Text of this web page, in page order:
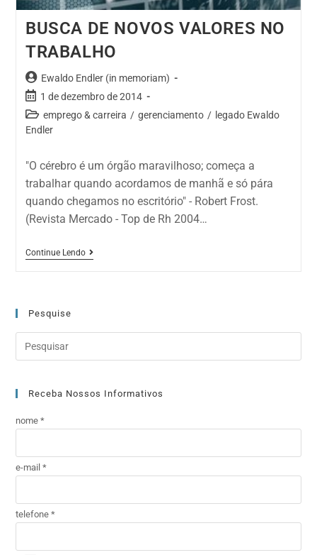
BUSCA DE NOVOS VALORES NO
TRABALHO
Ewaldo Endler (in memoriam)
1 de dezembro de 2014
emprego & carreira / gerenciamento / legado Ewaldo
Endler
"O cérebro é um órgão maravilhoso; começa a
trabalhar quando acordamos de manhã e só pára
quando chegamos no escritório" - Robert Frost.
(Revista Mercado - Top de Rh 2004…
Continue Lendo
Pesquise
Receba Nossos Informativos
nome *
e-mail *
telefone *